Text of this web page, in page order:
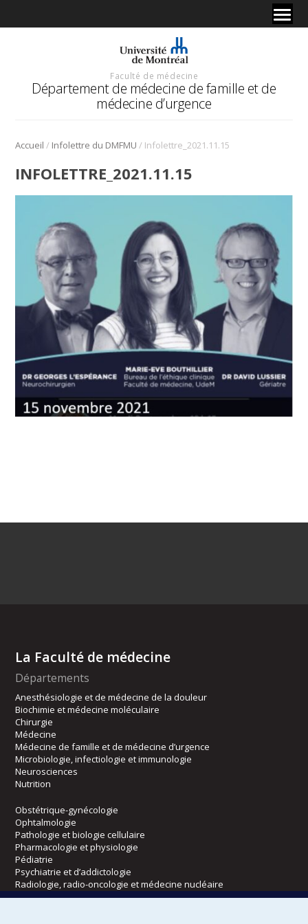
Faculté de médecine
Département de médecine de famille et de
médecine d’urgence
Accueil / Infolettre du DMFMU / Infolettre_2021.11.15
INFOLETTRE_2021.11.15
La Faculté de médecine
Départements
Anesthésiologie et de médecine de la douleur
Biochimie et médecine moléculaire
Chirurgie
Médecine
Médecine de famille et de médecine d’urgence
Microbiologie, infectiologie et immunologie
Neurosciences
Nutrition
Obstétrique-gynécologie
Ophtalmologie
Pathologie et biologie cellulaire
Pharmacologie et physiologie
Pédiatrie
Psychiatrie et d’addictologie
Radiologie, radio-oncologie et médecine nucléaire